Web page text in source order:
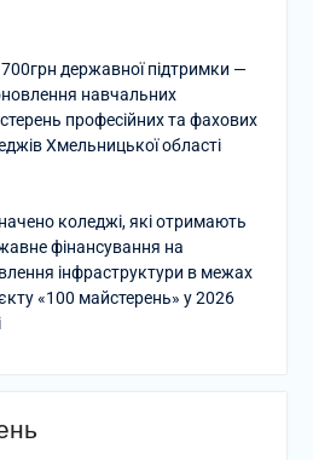
державної підтримки —
навчальних
професійних та фахових
Хмельницької області
коледжі, які отримають
фінансування на
інфраструктури в межах
«100 майстерень» у 2026